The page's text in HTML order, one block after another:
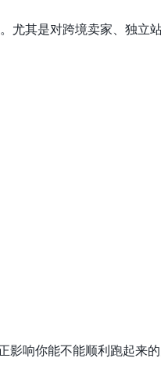
尤其是对跨境卖家、独立
响你能不能顺利跑起来的